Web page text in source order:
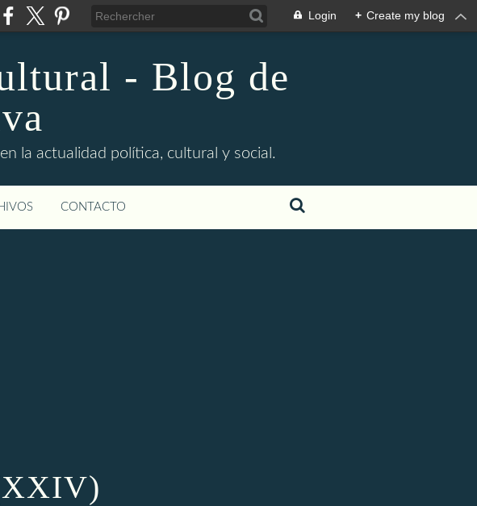
Login + Create my blog
- Blog de
la actualidad política, cultural y social.
CONTACTO